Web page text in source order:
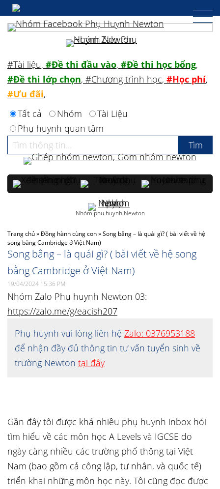
Trang chủ»Đồng hành cùng con»Song bằng – là quái gì? ( bài viết về hệ
song bằng Cambridge ở Việt Nam)
Song bằng – là quái gì? ( bài viết về hệ song
bằng Cambridge ở Việt Nam)
19/04/2024 15:36 PM
Nhóm Zalo Phụ huynh Newton 03:
https://zalo.me/g/eacish207
Phụ huynh vui lòng liên hệ Zalo: 0376953188
để nhận đầy đủ thông tin tư vấn tuyển sinh về
trường Newton tại đây
Gần đây tôi được khá nhiều phụ huynh inbox hỏi
tìm hiểu về các môn học A Levels và IGCSE do
ngày càng nhiều các trường phổ thông tại Việt
Nam (bao gồm cả công lập, tư nhân, và quốc tế)
triển khai những môn học này. Tôi cũng đọc được
#Tài liệu, #Đề thi đầu vào, #Đề thi học bổng,
#Đề thi lớp chọn, #Chương trình học, #Học phí,
#Ưu đãi,
Tất cả
Nhóm
Tài Liệu
Phụ huynh quan tâm
Nhóm phụ huynh Newton